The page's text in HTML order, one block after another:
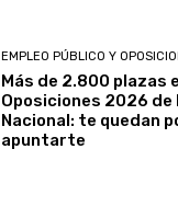
EMPLEO PÚBLICO Y
Más de 2.800 plazas
Oposiciones 2026 de
Nacional: te quedan
apuntarte